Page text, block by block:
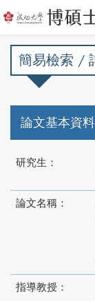
簡易檢索 /
論文基本資料
研究生：
論文名稱：
指導教授：